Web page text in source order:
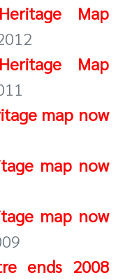
Map
Map
map now
map now
map now
ends 2008